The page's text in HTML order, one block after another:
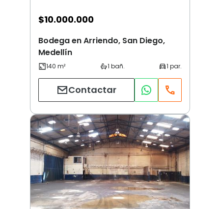
$10.000.000
Bodega en Arriendo, San Diego,
Medellín
Contactar